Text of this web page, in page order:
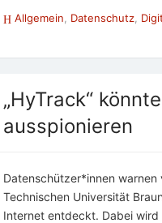
Allgemein Datenschutz
„HyTrack“
ausspionieren
Datenschützer*innen
Technischen Universität
Internet entdeckt. Dabei